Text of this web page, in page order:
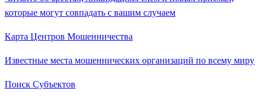
которые могут совпадать с вашим случаем
Карта Центров Мошенничества
Известные места мошеннических организаций по всему миру
Поиск Субъектов